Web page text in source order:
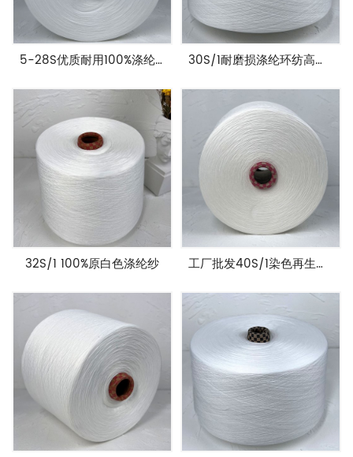
5-28S优质耐用100%涤纶环纺纱 30S/1耐磨损涤纶环纺高强涤纶纱
32S/1 100%原白色涤纶纱 工厂批发40S/1染色再生环涤纶纱环纺纱线